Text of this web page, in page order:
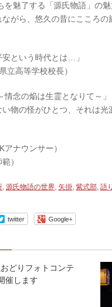
を魅了する「源氏物語」の
がら、悠久の昔にこころの
という時代とは…」
高等学校校長）
念の焔は生霊となりて～」
物の怪がひとつ、それは光
ナウンサー）
）
, 源氏物語の世界, 矢掛, 紫式部, 語
twitter Google+
おどりフォトコンテ
催します